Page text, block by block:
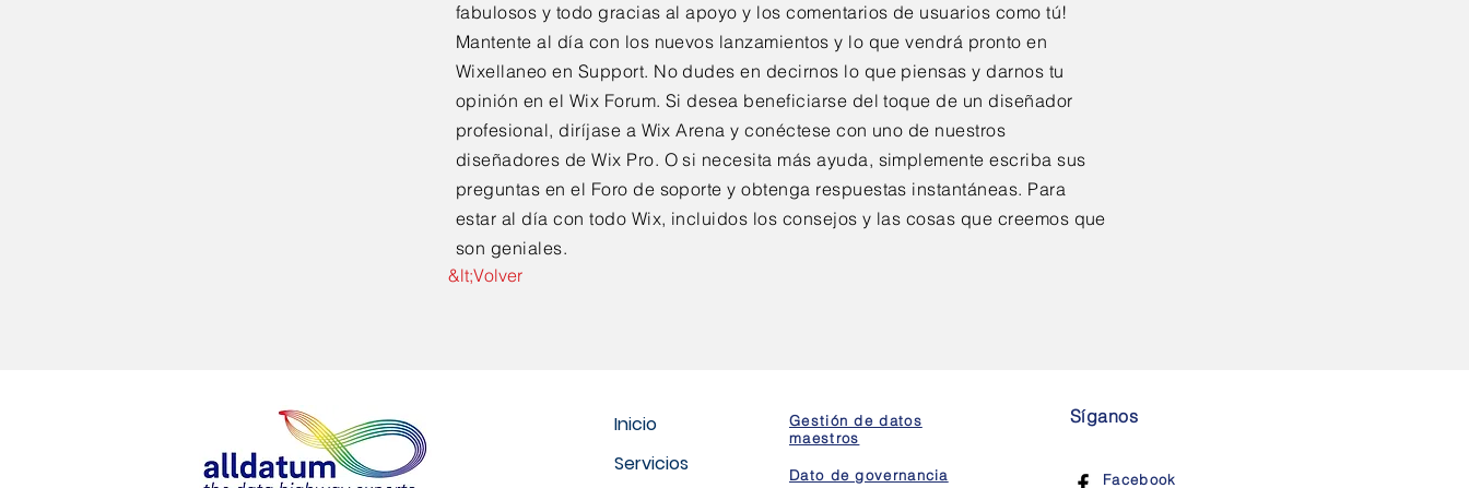
fabulosos y todo gracias al apoyo y los comentarios de usuarios como tú!
Mantente al día con los nuevos lanzamientos y lo que vendrá pronto en
Wixellaneo en Support. No dudes en decirnos lo que piensas y darnos tu
opinión en el Wix Forum. Si desea beneficiarse del toque de un diseñador
profesional, diríjase a Wix Arena y conéctese con uno de nuestros
diseñadores de Wix Pro. O si necesita más ayuda, simplemente escriba sus
preguntas en el Foro de soporte y obtenga respuestas instantáneas. Para
estar al día con todo Wix, incluidos los consejos y las cosas que creemos que
son geniales.
&lt;Volver
Inicio
Servicios
Gestión de datos
maestros
Dato de governancia
Síganos
Facebook